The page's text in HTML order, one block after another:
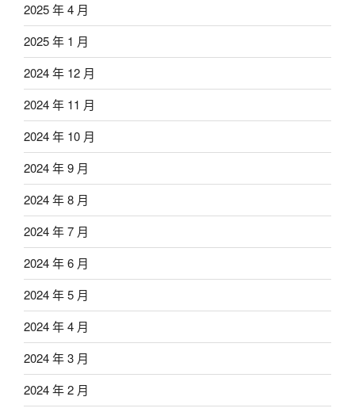
2025 年 4 月
2025 年 1 月
2024 年 12 月
2024 年 11 月
2024 年 10 月
2024 年 9 月
2024 年 8 月
2024 年 7 月
2024 年 6 月
2024 年 5 月
2024 年 4 月
2024 年 3 月
2024 年 2 月